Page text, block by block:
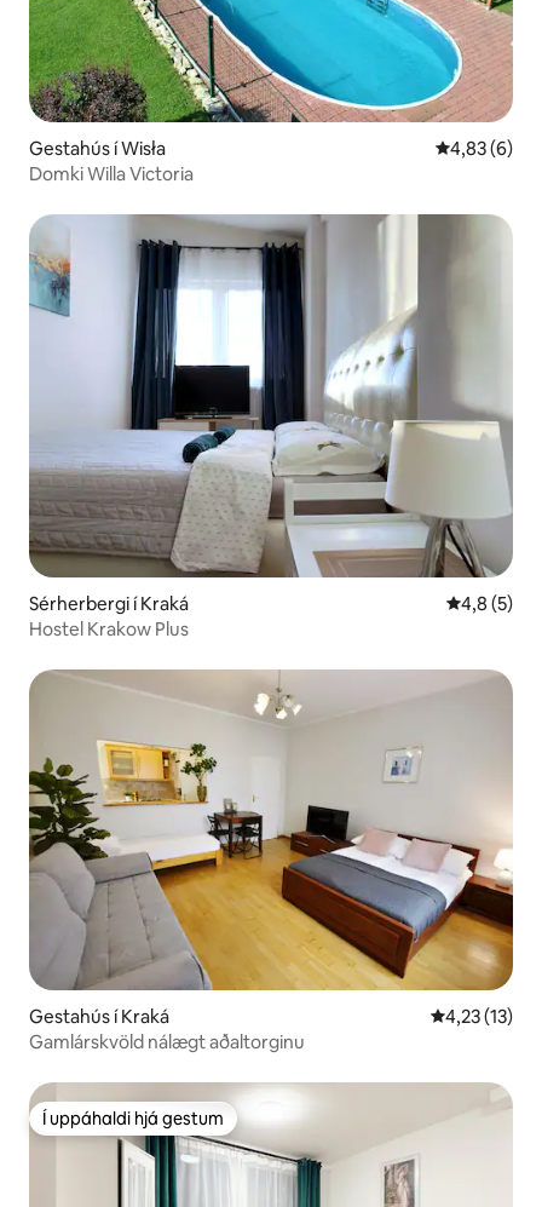
Gestahús í Wisła 4,83 af 5 í
4,83 (6)
Domki Willa Victoria
Sérherbergi í Kraká 4,8 af 5 í
4,8 (5)
Hostel Krakow Plus
Gestahús í Kraká 4,23 af 5 í
4,23 (13)
Gamlárskvöld nálægt aðaltorginu
Í uppáhaldi hjá gestum
Í uppáhaldi hjá gestum